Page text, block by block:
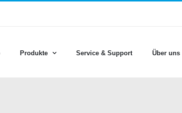
Produkte Service & Support Über uns